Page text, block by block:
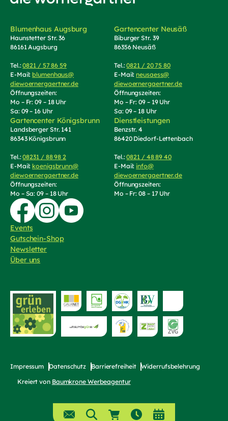
Zur Startseite von Die Wörnergärtner
Zur Facebook-Seite von Die Wörnergärtner
Zur Instagram-Seite von die Wörnergärtner
Zum YouTube-Kanal von Die Wörnergärtner
Events
Gutschein-Shop(externer Link, öffnet in neuem Tab)
Newsletter
Über uns
Blumenhaus Augsburg
Haunstetter Str. 36
86161 Augsburg
Tel.:0821 / 57 86 59(Telefonnummer anrufen)
E-Mail: blumenhaus@
diewoernergaertner.de(E-Mail schreiben, öffnet Mail-Programm)
Öffnungszeiten:
Mo – Fr: 09 – 18 Uhr
Sa: 09 – 16 Uhr
Gartencenter Neusäß
Biburger Str. 39
86356 Neusäß
Tel.:0821 / 20 75 80(Telefonnummer
E-Mail:neusaess@
diewoernergaertner.de(E-Mail
Öffnungszeiten:
Mo – Fr: 09 – 19 Uhr
Sa: 09 – 18 Uhr
Gartencenter Königsbrunn
Landsberger Str. 141
86343 Königsbrunn
Tel.:08231 / 88 98 2 (Telefonnummer anrufen)
E-Mail: koenigsbrunn@
diewoernergaertner.de(E-Mail schreiben, öffnet Mail-Programm)
Öffnungszeiten:
Mo – Sa: 09 – 18 Uhr
Dienstleistungen
Benzstr. 4
86420 Diedorf-Lettenbach
Tel.:0821 / 48 89 40(Telefonnummer
E-Mail: info@
diewoernergaertner.de(E-Mail
Öffnungszeiten:
Mo – Fr: 08 – 17 Uhr
Zur Website von "grün erleben"
Zur Website
bayerischer
Zur Website von die Raumbegrüner
Kreiert von Baumkrone Werbeagentur(externer Link, öffnet in neuem
Impressum Datenschutz Barrierefreiheit Widerrufsbelehrung